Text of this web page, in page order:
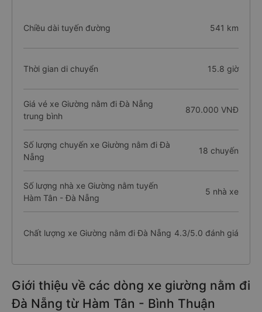
Chiều dài tuyến đường 541 km
Thời gian di chuyển 15.8 giờ
Giá vé xe Giường nằm đi Đà Nẵng
trung bình
870.000 VNĐ
Số lượng chuyến xe Giường nằm đi Đà
Nẵng
18 chuyến
Số lượng nhà xe Giường nằm tuyến
Hàm Tân - Đà Nẵng
5 nhà xe
Chất lượng xe Giường nằm đi Đà Nẵng 4.3/5.0 đánh giá
Giới thiệu về các dòng xe giường nằm đi
Đà Nẵng từ Hàm Tân - Bình Thuận